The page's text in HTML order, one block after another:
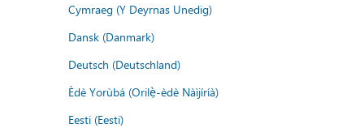
Cymraeg (Y Deyrnas Unedig)
Dansk (Danmark)
Deutsch (Deutschland)
Èdè Yorùbá (Orilẹ̀-èdè Nàìjíríà)
Eesti (Eesti)